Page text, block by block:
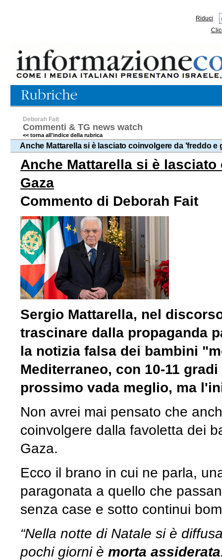
Riduci
Deborah Fait
Commenti & TG news watch
<< torna all'indice della rubrica
Anche Mattarella si è lasciato coinvolgere da 'freddo e
Anche Mattarella si è
Gaza
Commento di Deborah Fait
Sergio Mattarella, nel
trascinare dalla propaganda
la notizia falsa dei bambini
Mediterraneo, con 10-11
prossimo vada meglio, ma
Non avrei mai pensato che
coinvolgere dalla favoletta dei
Gaza.
Ecco il brano in cui ne parla,
paragonata a quello che
senza case e sotto continui
“Nella notte di Natale si è
pochi giorni è morta assiderata